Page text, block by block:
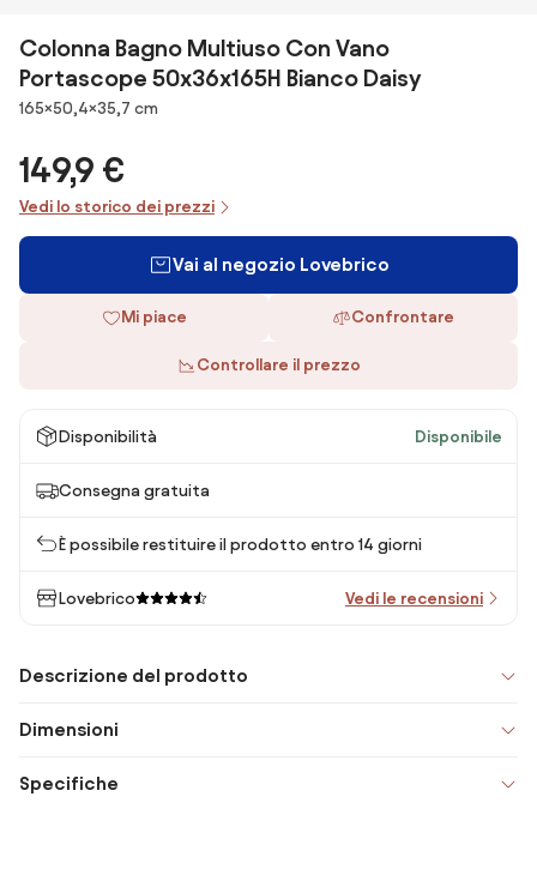
Colonna Bagno Multiuso Con Vano
Portascope 50x36x165H Bianco Daisy
Dimensioni
165×50,4×35,7 cm
149,9 €
Vedi lo storico dei prezzi
Vai al negozio Lovebrico
Mi piace Confrontare
Controllare il prezzo
Disponibilità Disponibile
Consegna gratuita
È possibile restituire il prodotto entro 14 giorni
Lovebrico Vedi le recensioni
Descrizione del prodotto
Dimensioni
Specifiche